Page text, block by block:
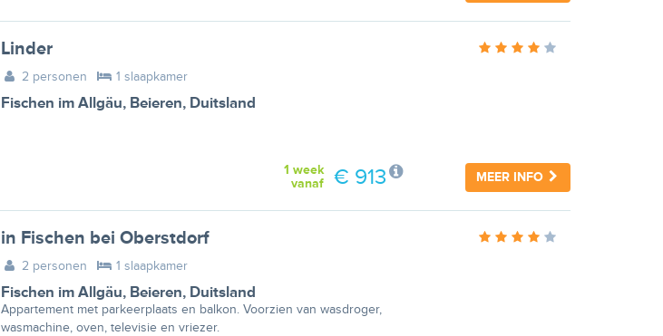
Linder
2 personen 1 slaapkamer
Fischen im Allgäu, Beieren, Duitsland
MEER INFO
1 week
vanaf
€ 913
in Fischen bei Oberstdorf
2 personen 1 slaapkamer
Fischen im Allgäu, Beieren, Duitsland
Appartement met parkeerplaats en balkon. Voorzien van wasdroger,
wasmachine, oven, televisie en vriezer.